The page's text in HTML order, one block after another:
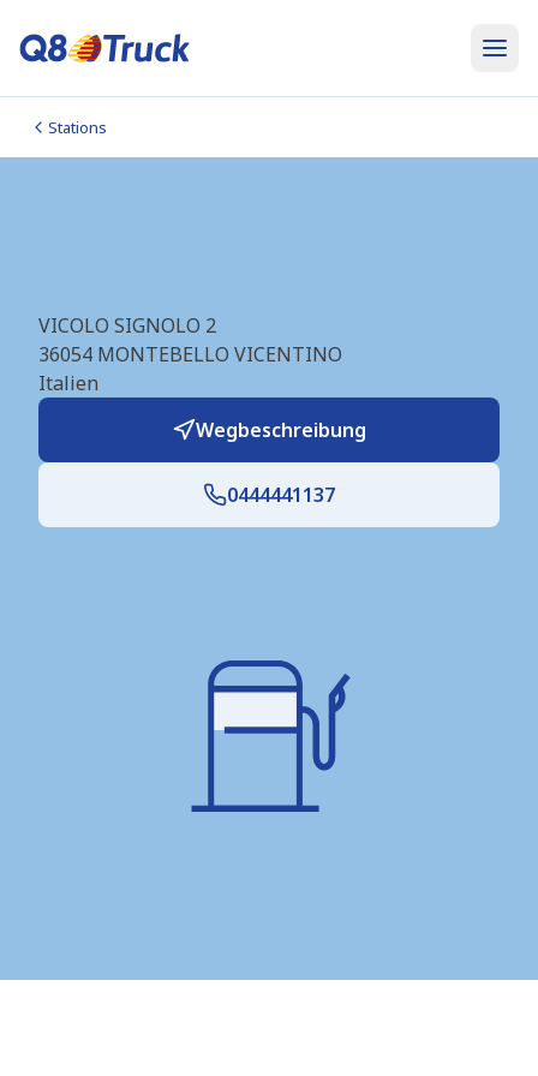
Stations
VICOLO SIGNOLO 2
36054 MONTEBELLO VICENTINO
Italien
Wegbeschreibung
0444441137